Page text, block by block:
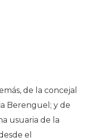
de la concejal
Berenguel; y de
usuaria de la
el